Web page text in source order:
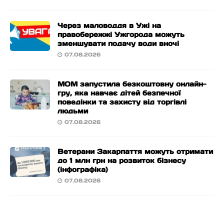
Через маловоддя в Ужі на
правобережжі Ужгорода можуть
зменшувати подачу води вночі
07.08.2026
МОМ запустила безкоштовну онлайн-
гру, яка навчає дітей безпечної
поведінки та захисту від торгівлі
людьми
07.08.2026
Ветерани Закарпаття можуть отримати
до 1 млн грн на розвиток бізнесу
(інфографіка)
07.08.2026